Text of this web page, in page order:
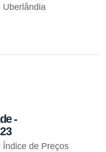
Uberlândia
-
Índice de Preços